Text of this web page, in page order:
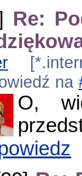
Re:
na
O,